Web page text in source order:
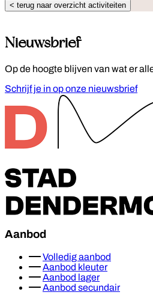
< terug naar overzicht activiteiten
Nieuwsbrief
Op de hoogte blijven van wat er
Schrijf je in op onze nieuwsbrief
Aanbod
Volledig aanbod
Aanbod kleuter
Aanbod lager
Aanbod secundair